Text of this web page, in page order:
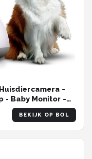
-
- Baby Monitor -
BEKIJK OP BOL